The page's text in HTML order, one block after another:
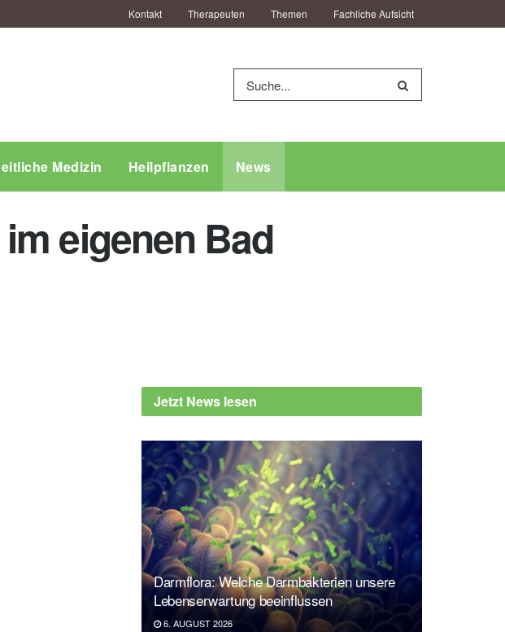
Kontakt Therapeuten Themen Fachliche Aufsicht
Medizin Heilpflanzen News
eigenen Bad
Jetzt News lesen
Darmflora: Welche Darmbakterien unsere
Lebenserwartung beeinflussen
6. AUGUST 2026